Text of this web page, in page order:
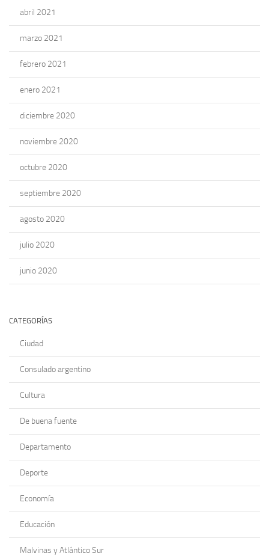
abril 2021
marzo 2021
febrero 2021
enero 2021
diciembre 2020
noviembre 2020
octubre 2020
septiembre 2020
agosto 2020
julio 2020
junio 2020
CATEGORÍAS
Ciudad
Consulado argentino
Cultura
De buena fuente
Departamento
Deporte
Economía
Educación
Malvinas y Atlántico Sur